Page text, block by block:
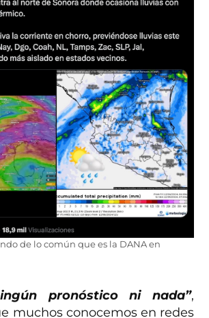
de lo común que es la DANA en
pronóstico ni nada”,
muchos conocemos en redes